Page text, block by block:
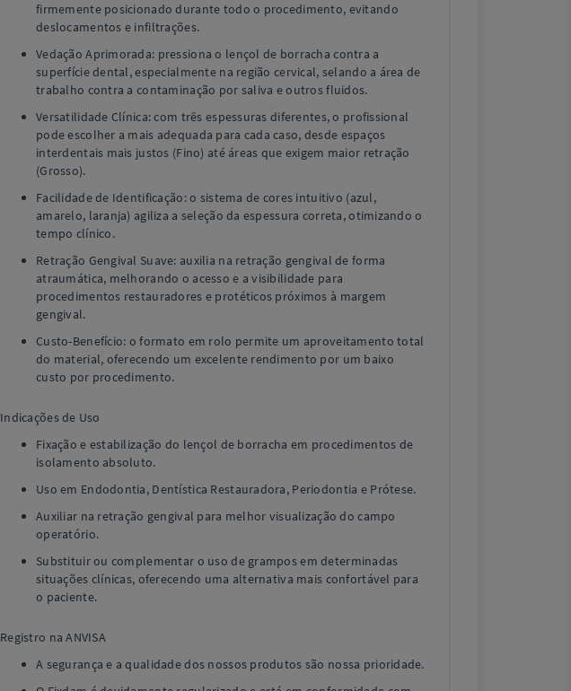
firmemente posicionado durante todo o procedimento, evitando
deslocamentos e infiltrações.
Vedação Aprimorada: pressiona o lençol de borracha contra a
superfície dental, especialmente na região cervical, selando a área de
trabalho contra a contaminação por saliva e outros fluidos.
Versatilidade Clínica: com três espessuras diferentes, o profissional
pode escolher a mais adequada para cada caso, desde espaços
interdentais mais justos (Fino) até áreas que exigem maior retração
(Grosso).
Facilidade de Identificação: o sistema de cores intuitivo (azul,
amarelo, laranja) agiliza a seleção da espessura correta, otimizando o
tempo clínico.
Retração Gengival Suave: auxilia na retração gengival de forma
atraumática, melhorando o acesso e a visibilidade para
procedimentos restauradores e protéticos próximos à margem
gengival.
Custo-Benefício: o formato em rolo permite um aproveitamento total
do material, oferecendo um excelente rendimento por um baixo
custo por procedimento.
Indicações de Uso
Fixação e estabilização do lençol de borracha em procedimentos de
isolamento absoluto.
Uso em Endodontia, Dentística Restauradora, Periodontia e Prótese.
Auxiliar na retração gengival para melhor visualização do campo
operatório.
Substituir ou complementar o uso de grampos em determinadas
situações clínicas, oferecendo uma alternativa mais confortável para
o paciente.
Registro na ANVISA
A segurança e a qualidade dos nossos produtos são nossa prioridade.